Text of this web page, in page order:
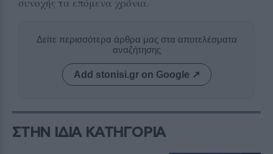
Δείτε περισσότερα άρθρα μας στα αποτελέσματα
αναζήτησης
Add stonisi.gr on Google ↗
ΣΤΗΝ ΙΔΙΑ ΚΑΤΗΓΟΡΙΑ